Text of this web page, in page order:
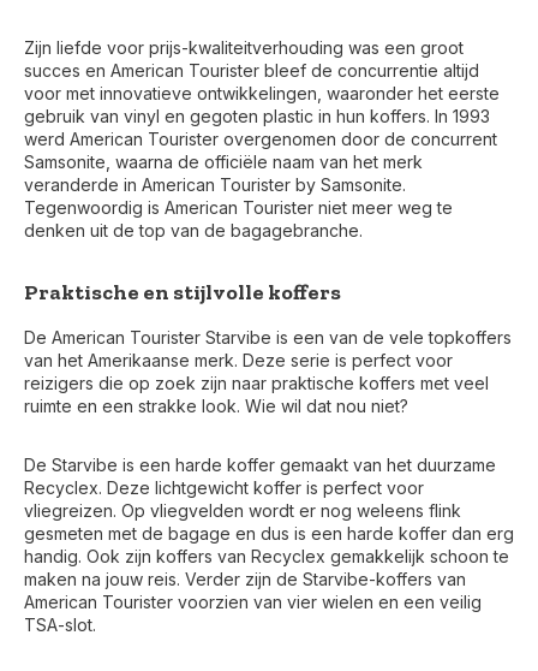
Voor 17:00 besteld, is vandaag verzonden (ma-vr)
Zijn liefde voor prijs-kwaliteitverhouding was een groot
succes en American Tourister bleef de concurrentie altijd
voor met innovatieve ontwikkelingen, waaronder het eerste
gebruik van vinyl en gegoten plastic in hun koffers. In 1993
werd American Tourister overgenomen door de concurrent
Samsonite, waarna de officiële naam van het merk
veranderde in American Tourister by Samsonite.
Tegenwoordig is American Tourister niet meer weg te
denken uit de top van de bagagebranche.
Praktische en stijlvolle koffers
De American Tourister Starvibe is een van de vele topkoffers
van het Amerikaanse merk. Deze serie is perfect voor
reizigers die op zoek zijn naar praktische koffers met veel
ruimte en een strakke look. Wie wil dat nou niet?
De Starvibe is een harde koffer gemaakt van het duurzame
Recyclex. Deze lichtgewicht koffer is perfect voor
vliegreizen. Op vliegvelden wordt er nog weleens flink
gesmeten met de bagage en dus is een harde koffer dan erg
handig. Ook zijn koffers van Recyclex gemakkelijk schoon te
maken na jouw reis. Verder zijn de Starvibe-koffers van
American Tourister voorzien van vier wielen en een veilig
TSA-slot.